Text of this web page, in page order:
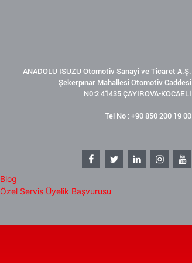
ANADOLU ISUZU Otomotiv Sanayi ve Ticaret A.Ş.
Şekerpınar Mahallesi Otomotiv Caddesi
N0:2 41435 ÇAYIROVA-KOCAELİ
Tel No : +90 850 200 19 00
Blog
Özel Servis Üyelik Başvurusu